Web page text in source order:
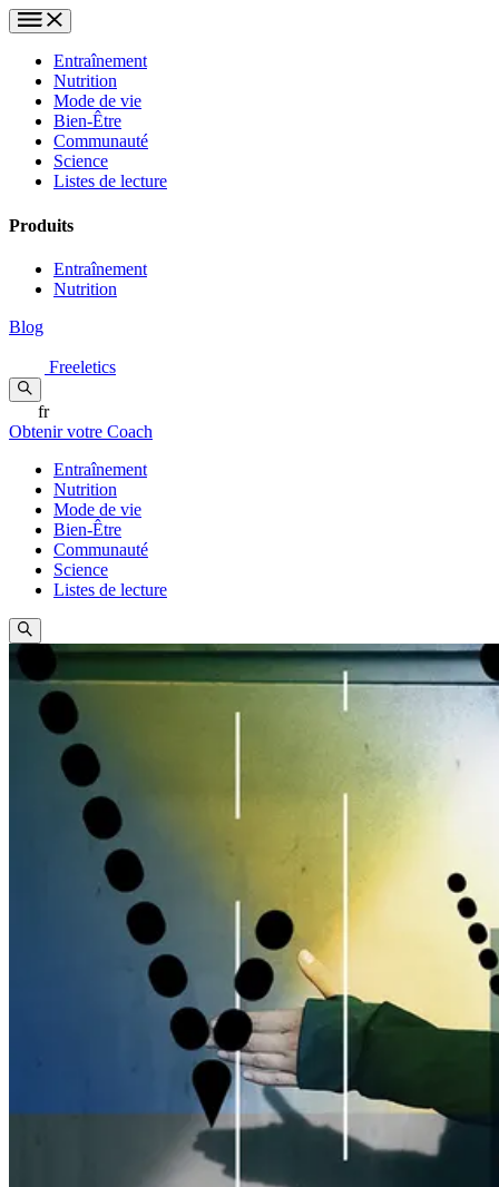
Entraînement
Nutrition
Mode de vie
Bien-Être
Communauté
Science
Listes de lecture
Produits
Entraînement
Nutrition
Blog
Freeletics
fr
Obtenir votre Coach
Entraînement
Nutrition
Mode de vie
Bien-Être
Communauté
Science
Listes de lecture